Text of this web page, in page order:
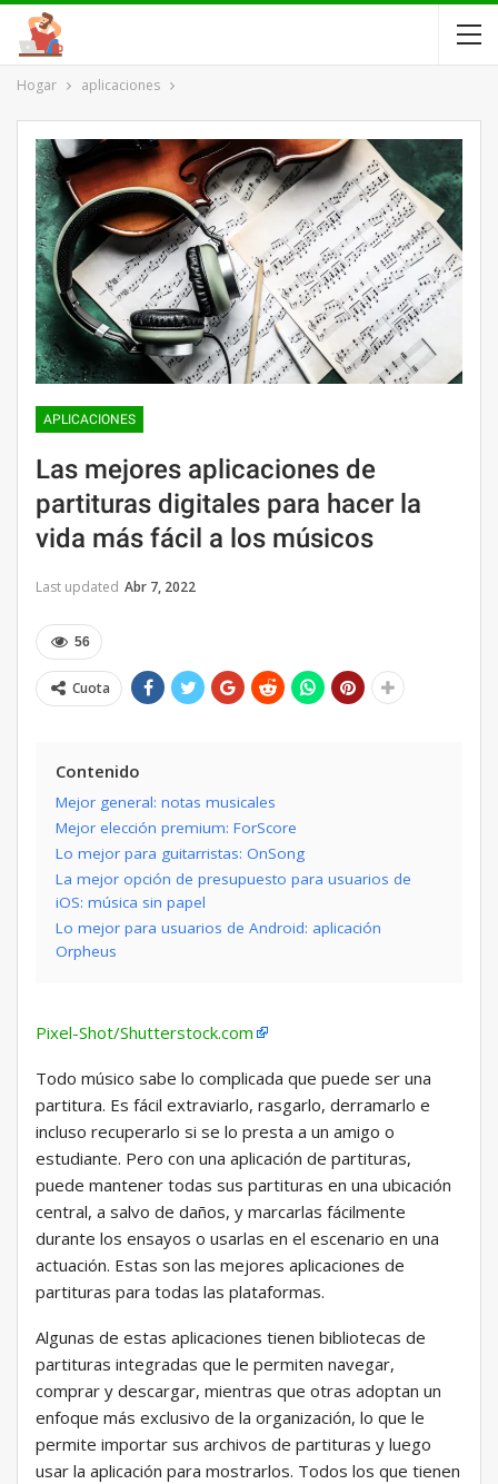
Hogar aplicaciones
APLICACIONES
Las mejores aplicaciones de
partituras digitales para hacer la
vida más fácil a los músicos
Last updated Abr 7, 2022
56
Cuota
Contenido
Mejor general: notas musicales
Mejor elección premium: ForScore
Lo mejor para guitarristas: OnSong
La mejor opción de presupuesto para usuarios de
iOS: música sin papel
Lo mejor para usuarios de Android: aplicación
Orpheus
Pixel-Shot/Shutterstock.com
Todo músico sabe lo complicada que puede ser una
partitura. Es fácil extraviarlo, rasgarlo, derramarlo e
incluso recuperarlo si se lo presta a un amigo o
estudiante. Pero con una aplicación de partituras,
puede mantener todas sus partituras en una ubicación
central, a salvo de daños, y marcarlas fácilmente
durante los ensayos o usarlas en el escenario en una
actuación. Estas son las mejores aplicaciones de
partituras para todas las plataformas.
Algunas de estas aplicaciones tienen bibliotecas de
partituras integradas que le permiten navegar,
comprar y descargar, mientras que otras adoptan un
enfoque más exclusivo de la organización, lo que le
permite importar sus archivos de partituras y luego
usar la aplicación para mostrarlos. Todos los que tienen